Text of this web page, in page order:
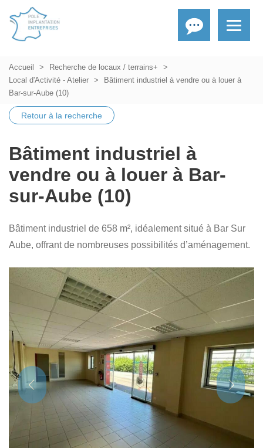
Accueil
Recherche de locaux / terrains+
Local d'Activité - Atelier
Bâtiment industriel à vendre ou à louer à
Bar-sur-Aube (10)
Retour à la recherche
Bâtiment industriel à
vendre ou à louer à Bar-
sur-Aube (10)
Bâtiment industriel de 658 m², idéalement situé à Bar Sur
Aube, offrant de nombreuses possibilités d’aménagement.